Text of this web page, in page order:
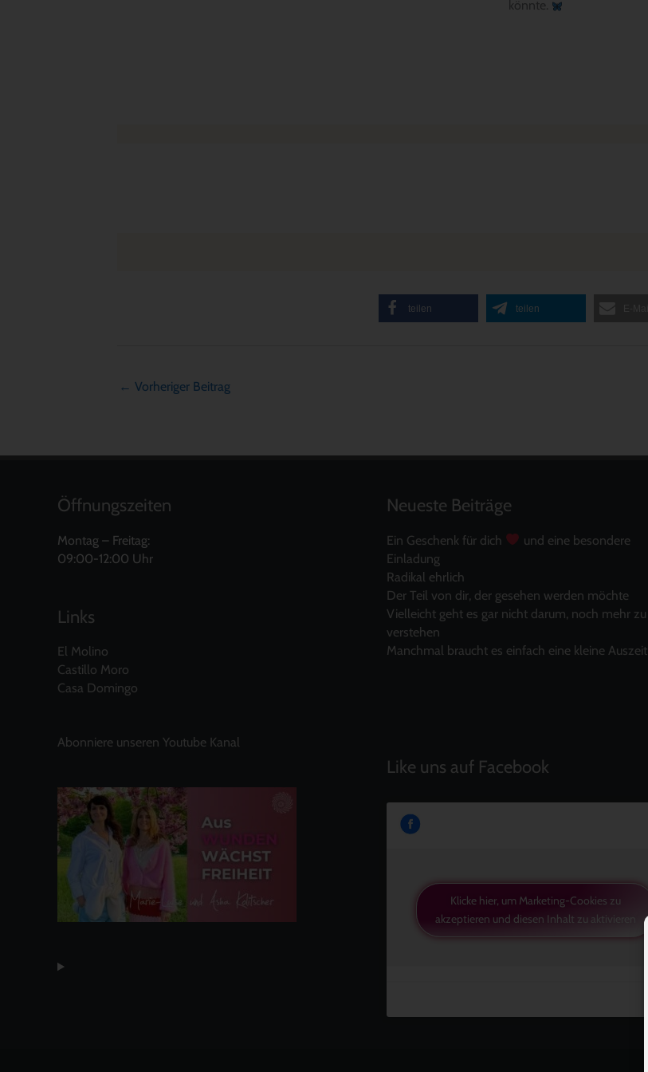
könnte.
teilen teilen
← Vorheriger Beitrag
Öffnungszeiten
Montag – Freitag:
09:00-12:00 Uhr
Links
El Molino
Castillo Moro
Casa Domingo
Abonniere unseren Youtube Kanal
Neueste Beiträge
Ein Geschenk für dich
und eine besondere
Einladung
Radikal ehrlich
Der Teil von dir, der gesehen werden möchte
Vielleicht geht es gar nicht darum, noch mehr zu
verstehen
Manchmal braucht es einfach eine kleine Auszeit
Like uns auf Facebook
Klicke hier, um Marketing-Cookies zu
akzeptieren und diesen Inhalt zu aktivieren